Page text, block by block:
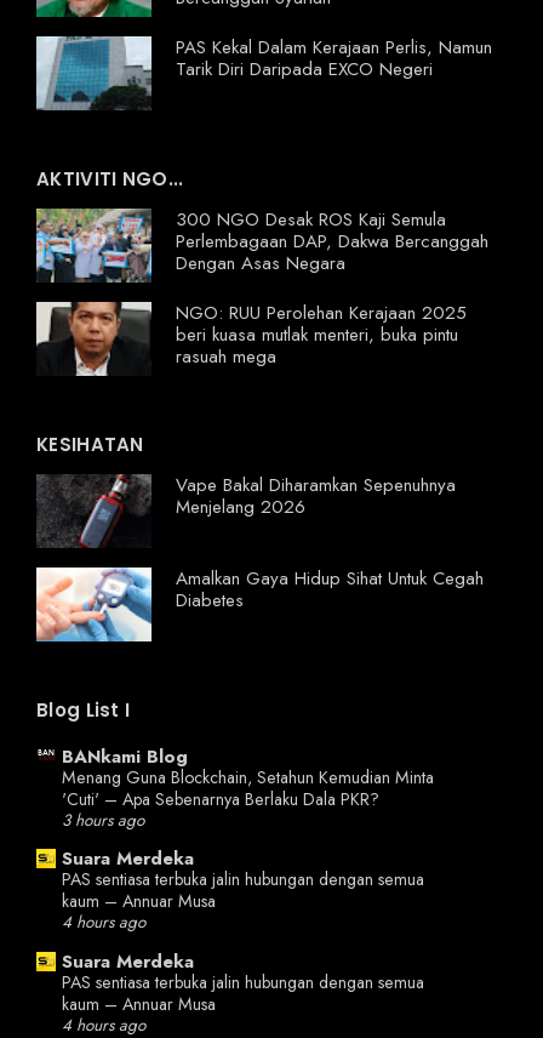
PAS Kekal Dalam Kerajaan Perlis, Namun
Tarik Diri Daripada EXCO Negeri
AKTIVITI NGO...
300 NGO Desak ROS Kaji Semula
Perlembagaan DAP, Dakwa Bercanggah
Dengan Asas Negara
NGO: RUU Perolehan Kerajaan 2025
beri kuasa mutlak menteri, buka pintu
rasuah mega
KESIHATAN
Vape Bakal Diharamkan Sepenuhnya
Menjelang 2026
Amalkan Gaya Hidup Sihat Untuk Cegah
Diabetes
Blog List I
BANkami Blog
Menang Guna Blockchain, Setahun Kemudian Minta
'Cuti' – Apa Sebenarnya Berlaku Dala PKR?
3 hours ago
Suara Merdeka
PAS sentiasa terbuka jalin hubungan dengan semua
kaum – Annuar Musa
4 hours ago
Suara Merdeka
PAS sentiasa terbuka jalin hubungan dengan semua
kaum – Annuar Musa
4 hours ago